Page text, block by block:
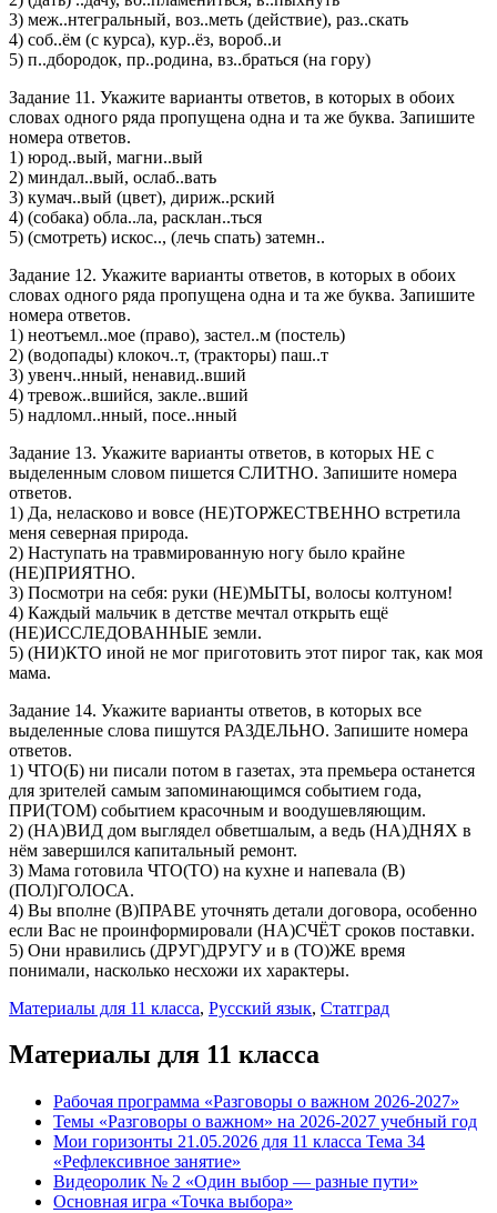
3) меж..нтегральный, воз..меть (действие), раз..скать
4) соб..ём (с курса), кур..ёз, вороб..и
5) п..дбородок, пр..родина, вз..браться (на гору)
Задание 11. Укажите варианты ответов, в которых в обоих
словах одного ряда пропущена одна и та же буква. Запишите
номера ответов.
1) юрод..вый, магни..вый
2) миндал..вый, ослаб..вать
3) кумач..вый (цвет), дириж..рский
4) (собака) обла..ла, расклан..ться
5) (смотреть) искос.., (лечь спать) затемн..
Задание 12. Укажите варианты ответов, в которых в обоих
словах одного ряда пропущена одна и та же буква. Запишите
номера ответов.
1) неотъемл..мое (право), застел..м (постель)
2) (водопады) клокоч..т, (тракторы) паш..т
3) увенч..нный, ненавид..вший
4) тревож..вшийся, закле..вший
5) надломл..нный, посе..нный
Задание 13. Укажите варианты ответов, в которых НЕ с
выделенным словом пишется СЛИТНО. Запишите номера
ответов.
1) Да, неласково и вовсе (НЕ)ТОРЖЕСТВЕННО встретила
меня северная природа.
2) Наступать на травмированную ногу было крайне
(НЕ)ПРИЯТНО.
3) Посмотри на себя: руки (НE)МЫТЫ, волосы колтуном!
4) Каждый мальчик в детстве мечтал открыть ещё
(НЕ)ИССЛЕДОВАННЫЕ земли.
5) (НИ)КТО иной не мог приготовить этот пирог так, как моя
мама.
Задание 14. Укажите варианты ответов, в которых все
выделенные слова пишутся РАЗДЕЛЬНО. Запишите номера
ответов.
1) ЧТО(Б) ни писали потом в газетах, эта премьера останется
для зрителей самым запоминающимся событием года,
ПРИ(ТОМ) событием красочным и воодушевляющим.
2) (НА)ВИД дом выглядел обветшалым, а ведь (НА)ДНЯХ в
нём завершился капитальный ремонт.
3) Мама готовила ЧТО(ТО) на кухне и напевала (В)
(ПОЛ)ГОЛОСА.
4) Вы вполне (В)ПРАВЕ уточнять детали договора, особенно
если Вас не проинформировали (НА)СЧЁТ сроков поставки.
5) Они нравились (ДРУГ)ДРУГУ и в (ТО)ЖЕ время
понимали, насколько несхожи их характеры.
Материалы для 11 класса, Русский язык, Статград
Материалы для 11 класса
Рабочая программа «Разговоры о важном 2026-2027»
Темы «Разговоры о важном» на 2026-2027 учебный год
Мои горизонты 21.05.2026 для 11 класса Тема 34
«Рефлексивное занятие»
Видеоролик № 2 «Один выбор — разные пути»
Основная игра «Точка выбора»